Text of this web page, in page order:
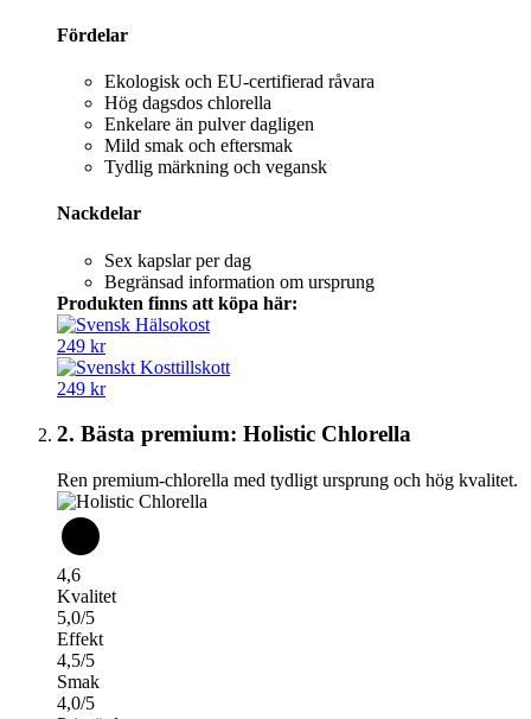
Fördelar
Ekologisk och EU-certifierad råvara
Hög dagsdos chlorella
Enkelare än pulver dagligen
Mild smak och eftersmak
Tydlig märkning och vegansk
Nackdelar
Sex kapslar per dag
Begränsad information om ursprung
Produkten finns att köpa här:
249 kr
249 kr
2. Bästa premium: Holistic Chlorella
Ren premium-chlorella med tydligt ursprung och hög kvalitet.
4,6
Kvalitet
5,0/5
Effekt
4,5/5
Smak
4,0/5